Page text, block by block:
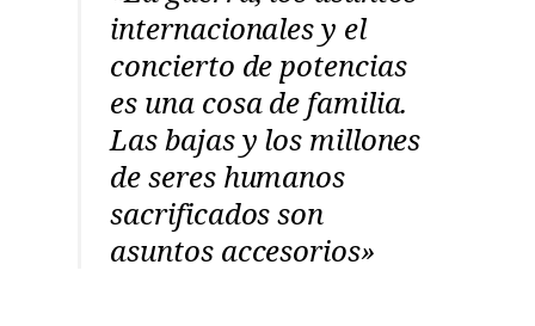
internacionales y el
concierto de potencias
es una cosa de familia.
Las bajas y los millones
de seres humanos
sacrificados son
asuntos accesorios»